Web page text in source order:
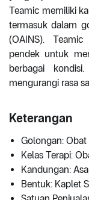
Teamic memiliki
termasuk dalam
(OAINS).
pendek untuk
berbagai
mengurangi rasa
Keterangan
Golongan: Obat
Kelas Terapi:
Kandungan:
Bentuk: Kaplet